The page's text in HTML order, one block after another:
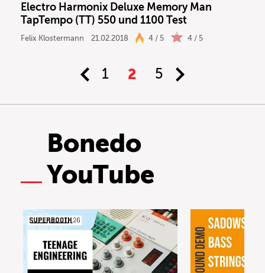
Electro Harmonix Deluxe Memory Man
TapTempo (TT) 550 und 1100 Test
Felix Klostermann 21.02.2018 4 / 5 4 / 5
1 2 5
Bonedo
YouTube